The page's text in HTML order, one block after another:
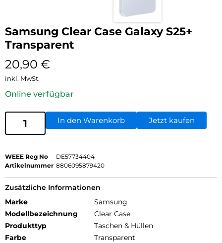
Samsung Clear Case Galaxy S25+
Transparent
20,90 €
inkl. MwSt.
Online verfügbar
In den Warenkorb Jetzt kaufen
WEEE Reg No
DE57734404
Artikelnummer 8806095879420
Zusätzliche Informationen
Marke
Samsung
Modellbezeichnung
Clear Case
Produkttyp
Taschen & Hüllen
Farbe
Transparent